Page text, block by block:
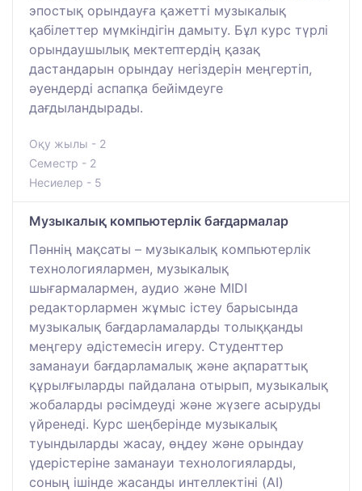
эпостық орындауға қажетті музыкалық
қабілеттер мүмкіндігін дамыту. Бұл курс түрлі
орындаушылық мектептердің қазақ
дастандарын орындау негіздерін меңгертіп,
әуендерді аспапқа бейімдеуге
дағдыландырады.
Оқу жылы - 2
Семестр - 2
Несиелер - 5
Музыкалық компьютерлік бағдармалар
Пәннің мақсаты – музыкалық компьютерлік
технологиялармен, музыкалық
шығармалармен, аудио және MIDI
редакторлармен жұмыс істеу барысында
музыкалық бағдарламаларды толыққанды
меңгеру әдістемесін игеру. Студенттер
заманауи бағдарламалық және ақпараттық
құрылғыларды пайдалана отырып, музыкалық
жобаларды рәсімдеуді және жүзеге асыруды
үйренеді. Курс шеңберінде музыкалық
туындыларды жасау, өңдеу және орындау
үдерістеріне заманауи технологияларды,
соның ішінде жасанды интеллектіні (AI)